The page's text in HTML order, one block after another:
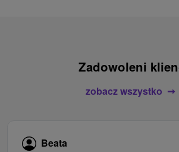
Zadowoleni
zobacz wszystko
Beata